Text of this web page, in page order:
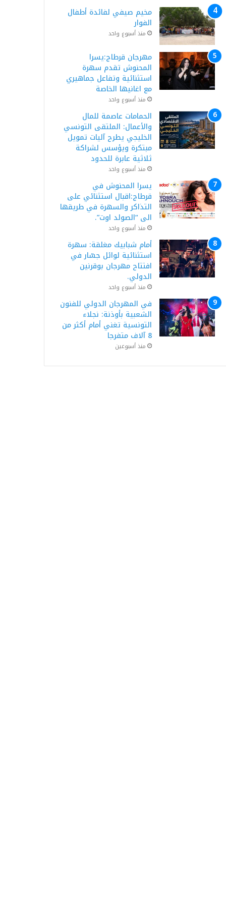
مخيم صيفي لفائدة أطفال
الفوار
منذ أسبوع واحد
مهرجان قرطاج:يسرا
المحنوش تقدم سهرة
استثنائية وتفاعل جماهيري
مع اغانيها الخاصة
منذ أسبوع واحد
الحمامات عاصمة للمال
والأعمال: الملتقى التونسي
الخليجي يطرح آليات تمويل
مبتكرة ويؤسس لشراكة
ثلاثية عابرة للحدود
منذ أسبوع واحد
يسرا المحنوش في
قرطاج:اقبال استثنائي على
التذاكر والسهرة في طريقها
الى “الصولد اوت”.
منذ أسبوع واحد
أمام شبابيك مغلقة: سهرة
استثنائية لوائل جسّار في
افتتاح مهرجان بوقرنين
الدولي.
منذ أسبوع واحد
في المهرجان الدولي للفنون
الشعبية بأوذنة: نجلاء
التونسية تغني أمام أكثر من
8 آلاف متفرجا
منذ أسبوعين